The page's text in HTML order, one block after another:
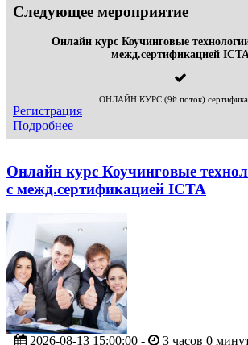
Следующее мероприятие
Онлайн курс Коучинговые
межд.сертификацией
ОНЛАЙН КУРС (9й поток)
Регистрация
Подробнее
Онлайн курс Коучинговые
c межд.сертификацией ICTA
2026-08-13 15:00:00 -
3 часов 0